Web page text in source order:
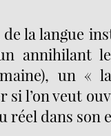
la langue
annihilant
un «
l’on veut
réel dans son